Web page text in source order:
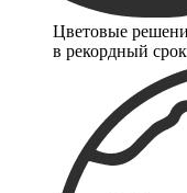
Цветовые
в рекордный срок